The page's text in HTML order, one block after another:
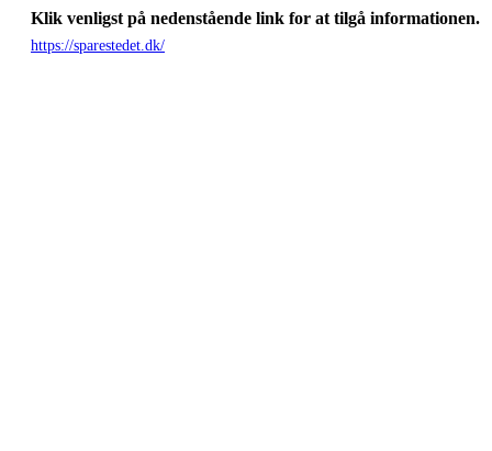
Klik venligst på nedenstående link for at tilgå informationen.
https://sparestedet.dk/